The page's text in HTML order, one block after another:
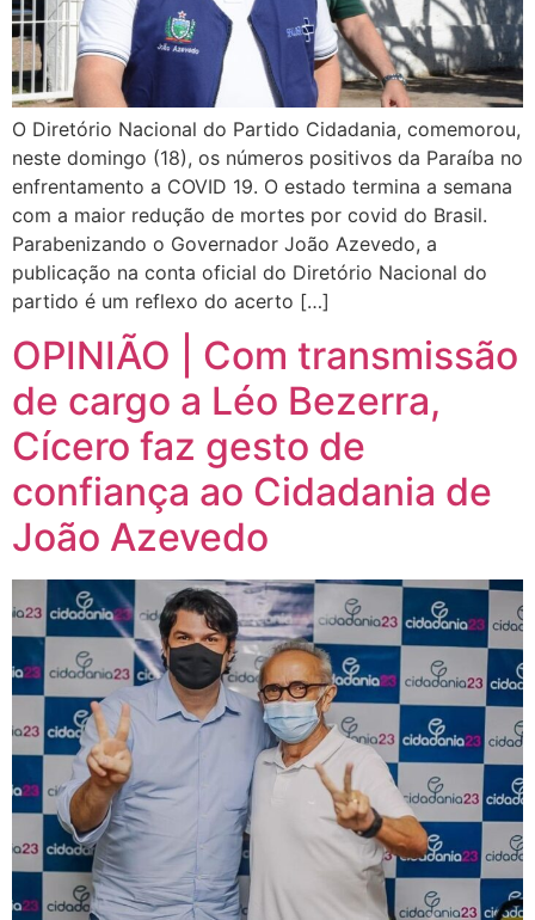
O Diretório Nacional do Partido Cidadania, comemorou,
neste domingo (18), os números positivos da Paraíba no
enfrentamento a COVID 19. O estado termina a semana
com a maior redução de mortes por covid do Brasil.
Parabenizando o Governador João Azevedo, a
publicação na conta oficial do Diretório Nacional do
partido é um reflexo do acerto […]
OPINIÃO | Com transmissão
de cargo a Léo Bezerra,
Cícero faz gesto de
confiança ao Cidadania de
João Azevedo